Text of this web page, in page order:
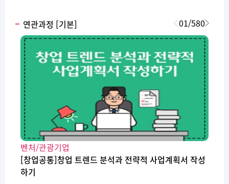
연관과정 [기본]
벤처/관광기업
[창업공통]창업 트렌드 분석과 전략적 사업계획서 작성
하기
01/580